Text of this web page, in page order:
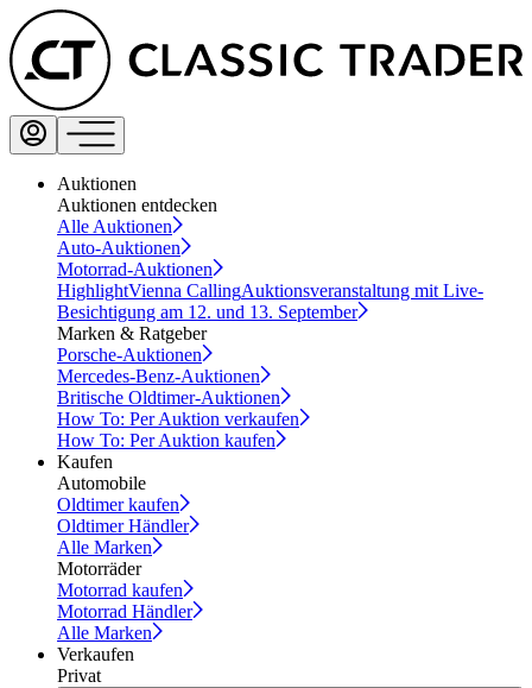
Auktionen
Auktionen entdecken
Alle Auktionen
Auto-Auktionen
Motorrad-Auktionen
HighlightVienna CallingAuktionsveranstaltung mit Live-
Besichtigung am 12. und 13. September
Marken & Ratgeber
Porsche-Auktionen
Mercedes-Benz-Auktionen
Britische Oldtimer-Auktionen
How To: Per Auktion verkaufen
How To: Per Auktion kaufen
Kaufen
Automobile
Oldtimer kaufen
Oldtimer Händler
Alle Marken
Motorräder
Motorrad kaufen
Motorrad Händler
Alle Marken
Verkaufen
Privat